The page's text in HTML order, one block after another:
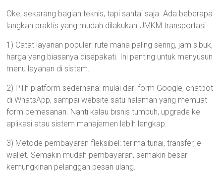
Oke, sekarang bagian teknis, tapi santai saja. Ada beberapa
langkah praktis yang mudah dilakukan UMKM transportasi:
1) Catat layanan populer: rute mana paling sering, jam sibuk,
harga yang biasanya disepakati. Ini penting untuk menyusun
menu layanan di sistem.
2) Pilih platform sederhana: mulai dari form Google, chatbot
di WhatsApp, sampai website satu halaman yang memuat
form pemesanan. Nanti kalau bisnis tumbuh, upgrade ke
aplikasi atau sistem manajemen lebih lengkap.
3) Metode pembayaran fleksibel: terima tunai, transfer, e-
wallet. Semakin mudah pembayaran, semakin besar
kemungkinan pelanggan pesan ulang.